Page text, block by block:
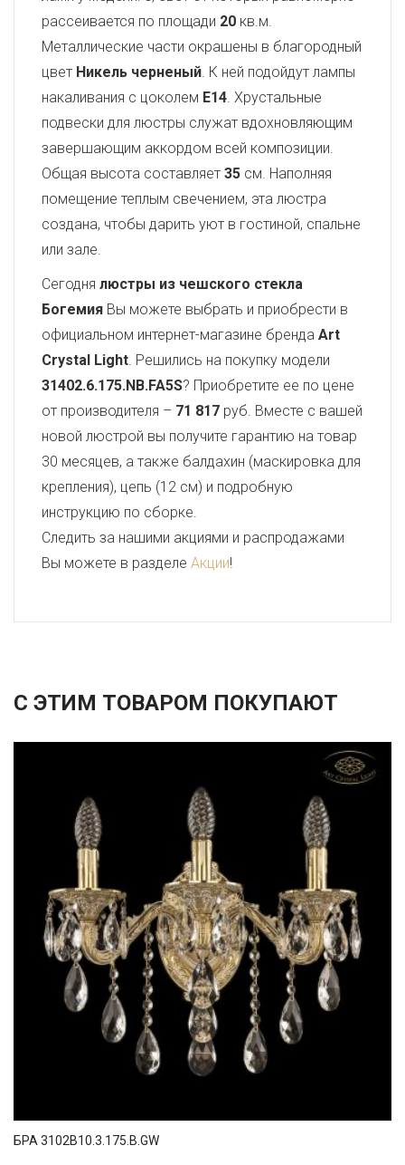
рассеивается по площади 20 кв.м.
Металлические части окрашены в благородный
цвет Никель черненый. К ней подойдут лампы
накаливания с цоколем E14. Хрустальные
подвески для люстры служат вдохновляющим
завершающим аккордом всей композиции.
Общая высота составляет 35 см. Наполняя
помещение теплым свечением, эта люстра
создана, чтобы дарить уют в гостиной, спальне
или зале.
Сегодня люстры из чешского стекла
Богемия Вы можете выбрать и приобрести в
официальном интернет-магазине бренда Art
Crystal Light. Решились на покупку модели
31402.6.175.NB.FA5S? Приобретите ее по цене
от производителя – 71 817 руб. Вместе с вашей
новой люстрой вы получите гарантию на товар
30 месяцев, а также балдахин (маскировка для
крепления), цепь (12 см) и подробную
инструкцию по сборке.
Следить за нашими акциями и распродажами
Вы можете в разделе Акции!
С ЭТИМ ТОВАРОМ ПОКУПАЮТ
БРА 3102B10.3.175.B.GW